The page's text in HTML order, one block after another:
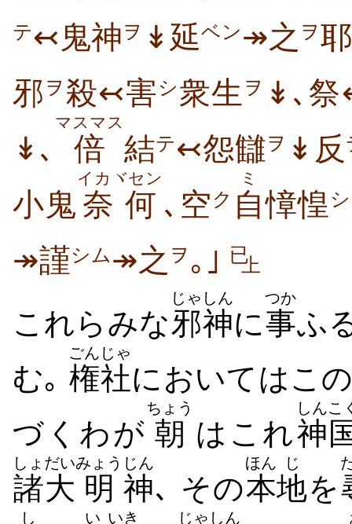
テ↢鬼神ヲ ↡延ベン↠之 ヲ
邪 ヲ殺↢害シ衆生 ヲ ↡､
↡､
倍
マスマス
結テ↢怨讎ヲ ↡反
小鬼 奈何
イカヾセン
､空ク 自
ミ
慞惶
↠謹シム↠之 ヲ ｡｣ 已上
これらみな邪神
じゃしん
に事
つか
ふ
む｡ 権社
ごんじゃ
においてはこ
づくわが 朝
ちょう
はこれ神
しんこ
諸
しょ
大
だい
明
みょう
神
じん
､ その本
ほん
地
じ
を
し い いき じゃしん